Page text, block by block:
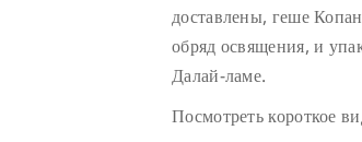
доставлены, геше
обряд освящения, и
Далай-ламе.
Посмотреть короткое